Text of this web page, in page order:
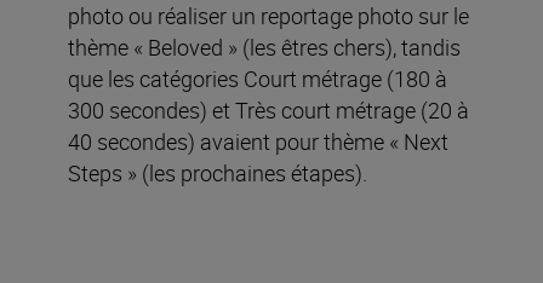
photo ou réaliser un reportage photo sur le
thème « Beloved » (les êtres chers), tandis
que les catégories Court métrage (180 à
300 secondes) et Très court métrage (20 à
40 secondes) avaient pour thème « Next
Steps » (les prochaines étapes).